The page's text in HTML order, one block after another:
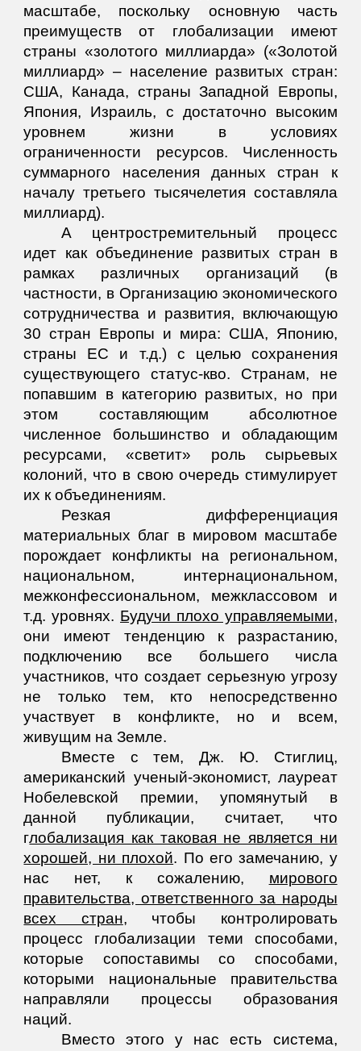
масштабе, поскольку основную часть
преимуществ от глобализации имеют
страны «золотого миллиарда» («Золотой
миллиард» – население развитых стран:
США, Канада, страны Западной Европы,
Япония, Израиль, с достаточно высоким
уровнем жизни в условиях
ограниченности ресурсов. Численность
суммарного населения данных стран к
началу третьего тысячелетия составляла
миллиард).
А центростремительный процесс
идет как объединение развитых стран в
рамках различных организаций (в
частности, в Организацию экономического
сотрудничества и развития, включающую
30 стран Европы и мира: США, Японию,
страны ЕС и т.д.) с целью сохранения
существующего статус-кво. Странам, не
попавшим в категорию развитых, но при
этом составляющим абсолютное
численное большинство и обладающим
ресурсами, «светит» роль сырьевых
колоний, что в свою очередь стимулирует
их к объединениям.
Резкая дифференциация
материальных благ в мировом масштабе
порождает конфликты на региональном,
национальном, интернациональном,
межконфессиональном, межклассовом и
т.д. уровнях. Будучи плохо управляемыми,
они имеют тенденцию к разрастанию,
подключению все большего числа
участников, что создает серьезную угрозу
не только тем, кто непосредственно
участвует в конфликте, но и всем,
живущим на Земле.
Вместе с тем, Дж. Ю. Стиглиц,
американский ученый-экономист, лауреат
Нобелевской премии, упомянутый в
данной публикации, считает, что
глобализация как таковая не является ни
хорошей, ни плохой. По его замечанию, у
нас нет, к сожалению, мирового
правительства, ответственного за народы
всех стран, чтобы контролировать
процесс глобализации теми способами,
которые сопоставимы со способами,
которыми национальные правительства
направляли процессы образования
наций.
Вместо этого у нас есть система,